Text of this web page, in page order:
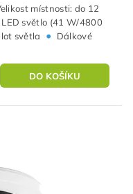
místnosti: do 12
LED světlo (41 W/4800
světla •
Dálkové